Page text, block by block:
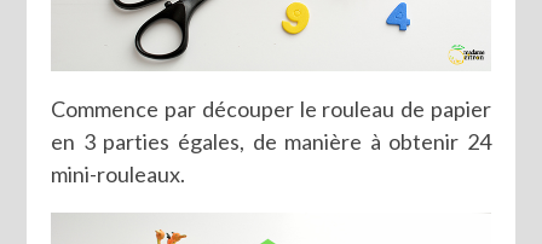
Commence par découper le rouleau de papier
en 3 parties égales, de manière à obtenir 24
mini-rouleaux.